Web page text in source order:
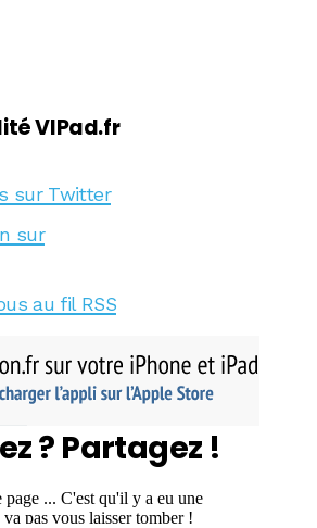
VIPad.fr
sur Twitter
sur
au fil RSS
? Partagez !